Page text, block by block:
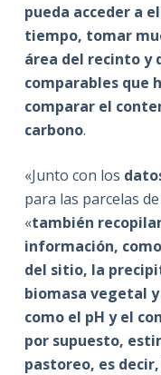
pueda acceder a
tiempo, tomar
área del recinto y
comparables que
comparar el
carbono.
«Junto con los
para las parcelas
«también
información,
del sitio, la
biomasa vegetal
como el pH y el
por supuesto,
pastoreo, es